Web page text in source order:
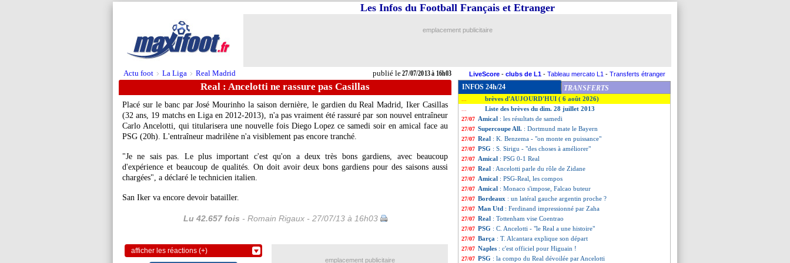
Actu foot > La Liga > Real Madrid publié le27/07/2013 à 16h03
Les Infos du Football Français et Etranger
emplacement publicitaire
LiveScore - clubs de L1 - Tableau mercato L1 - Transferts étranger
Real : Ancelotti ne rassure pas Casillas
Placé sur le banc par José Mourinho la saison dernière, le gardien du Real Madrid, Iker Casillas
(32 ans, 19 matchs en Liga en 2012-2013), n'a pas vraiment été rassuré par son nouvel entraîneur
Carlo Ancelotti, qui titularisera une nouvelle fois Diego Lopez ce samedi soir en amical face au
PSG (20h). L'entraîneur madrilène n'a visiblement pas encore tranché.
"Je ne sais pas. Le plus important c'est qu'on a deux très bons gardiens, avec beaucoup
d'expérience et beaucoup de qualités. On doit avoir deux bons gardiens pour des saisons aussi
chargées", a déclaré le technicien italien.
San Iker va encore devoir batailler.
Lu 42.657 fois - Romain Rigaux - 27/07/13 à 16h03
afficher les réactions (+)
INFOS 24h/24 TRANSFERTS
brèves d'AUJOURD'HUI ( 6 août 2026)
Liste des brèves du dim. 28 juillet 2013
27/07 Amical : les résultats de samedi
27/07 Supercoupe All. : Dortmund mate le Bayern
27/07 Real : K. Benzema - "on monte en puissance"
27/07 PSG : S. Sirigu - "des choses à améliorer"
27/07 Amical : PSG 0-1 Real
27/07 Real : Ancelotti parle du rôle de Zidane
27/07 Amical : PSG-Real, les compos
27/07 Amical : Monaco s'impose, Falcao buteur
27/07 Bordeaux : un latéral gauche argentin proche ?
27/07 Man Utd : Ferdinand impressionné par Zaha
27/07 Real : Tottenham vise Coentrao
27/07 PSG : C. Ancelotti - "le Real a une histoire"
27/07 Barça : T. Alcantara explique son départ
27/07 Naples : c'est officiel pour Higuain !
27/07 PSG : la compo du Real dévoilée par Ancelotti
emplacement publicitaire